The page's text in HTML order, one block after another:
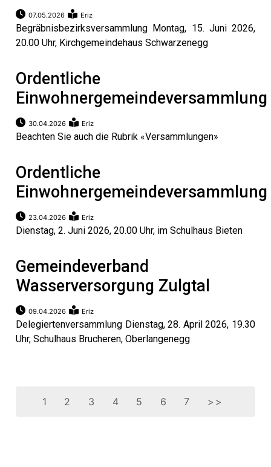
07.05.2026 Eriz
Begräbnisbezirksversammlung Montag, 15. Juni 2026,
20.00 Uhr, Kirchgemeindehaus Schwarzenegg
Ordentliche
Einwohnergemeindeversammlung
30.04.2026 Eriz
Beachten Sie auch die Rubrik «Versammlungen»
Ordentliche
Einwohnergemeindeversammlung
23.04.2026 Eriz
Dienstag, 2. Juni 2026, 20.00 Uhr, im Schulhaus Bieten
Gemeindeverband
Wasserversorgung Zulgtal
09.04.2026 Eriz
Delegiertenversammlung Dienstag, 28. April 2026, 19.30
Uhr, Schulhaus Brucheren, Oberlangenegg
1 2 3 4 5 6 7 >>